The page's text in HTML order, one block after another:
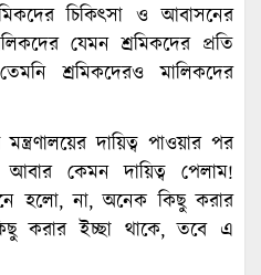
চিকিৎসা ও আবাসনের
যেমন শ্রমিকদের প্রতি
শ্রমিকদেরও মালিকদের
দায়িত্ব পাওয়ার পর
কেমন দায়িত্ব পেলাম!
হলো, না, অনেক কিছু করার
করার ইচ্ছা থাকে, তবে এ